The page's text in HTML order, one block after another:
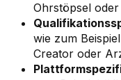
Ohrstöpsel
wie zum
Creator oder